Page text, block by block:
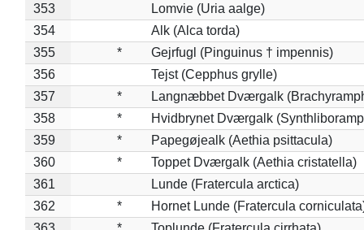
353
Lomvie (Uria aalge)
354
Alk (Alca torda)
355
*
Gejrfugl (Pinguinus † impennis)
356
Tejst (Cepphus grylle)
357
*
Langnæbbet Dværgalk
358
*
Hvidbrynet Dværgalk
359
*
Papegøjealk (Aethia psittacula)
360
*
Toppet Dværgalk (Aethia cristatella)
361
Lunde (Fratercula arctica)
362
*
Hornet Lunde (Fratercula